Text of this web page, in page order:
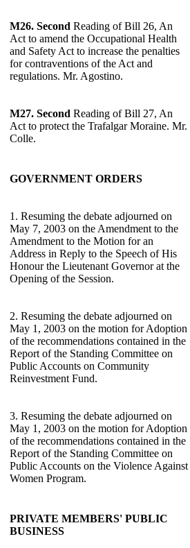
M26. Second Reading of Bill 26, An
Act to amend the Occupational Health
and Safety Act to increase the penalties
for contraventions of the Act and
regulations. Mr. Agostino.
M27. Second Reading of Bill 27, An
Act to protect the Trafalgar Moraine. Mr.
Colle.
GOVERNMENT ORDERS
1. Resuming the debate adjourned on
May 7, 2003 on the Amendment to the
Amendment to the Motion for an
Address in Reply to the Speech of His
Honour the Lieutenant Governor at the
Opening of the Session.
2. Resuming the debate adjourned on
May 1, 2003 on the motion for Adoption
of the recommendations contained in the
Report of the Standing Committee on
Public Accounts on Community
Reinvestment Fund.
3. Resuming the debate adjourned on
May 1, 2003 on the motion for Adoption
of the recommendations contained in the
Report of the Standing Committee on
Public Accounts on the Violence Against
Women Program.
PRIVATE MEMBERS' PUBLIC
BUSINESS